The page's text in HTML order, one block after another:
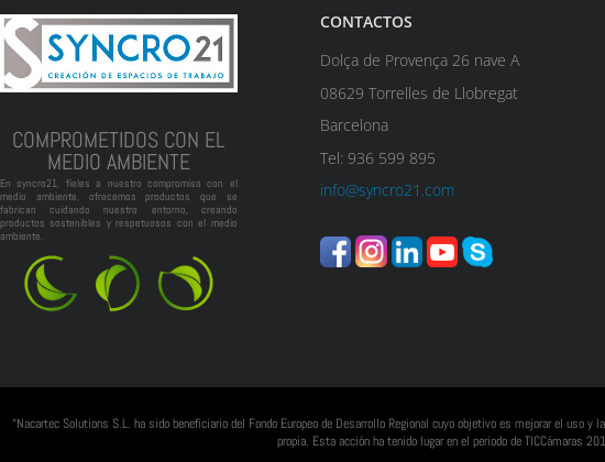
COMPROMETIDOS CON EL
MEDIO AMBIENTE
En syncro21, fieles a nuestro compromiso con el
medio ambiente, ofrecemos productos que se
fabrican cuidando nuestro entorno, creando
productos sostenibles y respetuosos con el medio
ambiente.
CONTACTOS
Dolça de Provença 26 nave A
08629 Torrelles de Llobregat
Barcelona
Tel: 936 599 895
info@syncro21.com
“Nacartec Solutions S.L. ha sido beneficiario del Fondo Europeo de Desarrollo Regional cuyo objetivo es mejorar el
propia. Esta acción ha tenido lugar en el periodo de TICCámaras